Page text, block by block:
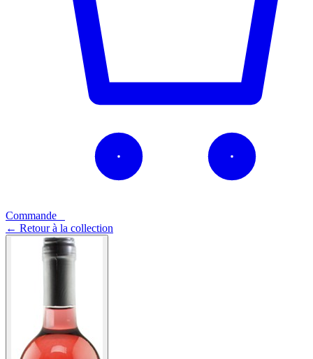
Commande
← Retour à la collection